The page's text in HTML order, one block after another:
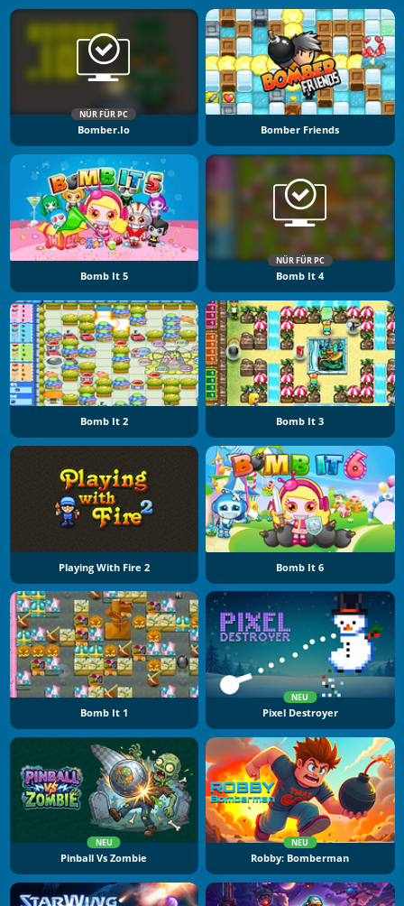
NÜR FÜR PC
Bomber.io Bomber Friends
Bomb It 5
NÜR FÜR PC
Bomb It 4
Bomb It 2 Bomb It 3
Playing With Fire 2 Bomb It 6
Bomb It 1
NEU
Pixel Destroyer
NEU
Pinball Vs Zombie
NEU
Robby: Bomberman